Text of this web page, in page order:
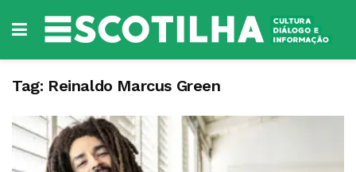
Tag: Reinaldo Marcus Green